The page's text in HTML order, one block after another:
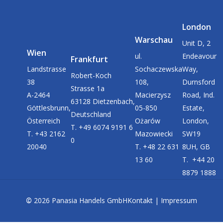
Wien
Landstrasse
38
A-2464
Göttlesbrunn,
Österreich
T. +43 2162
20040
Frankfurt
Robert-Koch
Strasse 1a
63128 Dietzenbach,
Deutschland
T. +49 6074 9191 6
0
Warschau
ul.
Sochaczewska
108,
Macierzysz
05-850
Ożarów
Mazowiecki
T. +48 22 631
13 60
London
Unit D, 2
Endeavour
Way,
Durnsford
Road, Ind.
Estate,
London,
SW19
8UH, GB
T. +44 20
8879 1888
© 2026 Panasia Handels GmbHKontakt| Impressum